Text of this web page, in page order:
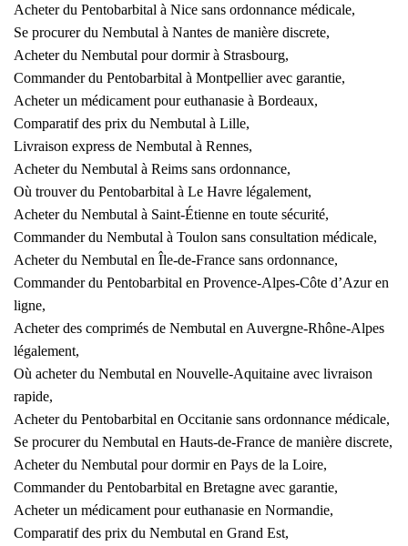
Acheter du Pentobarbital à Nice sans ordonnance médicale,
Se procurer du Nembutal à Nantes de manière discrete,
Acheter du Nembutal pour dormir à Strasbourg,
Commander du Pentobarbital à Montpellier avec garantie,
Acheter un médicament pour euthanasie à Bordeaux,
Comparatif des prix du Nembutal à Lille,
Livraison express de Nembutal à Rennes,
Acheter du Nembutal à Reims sans ordonnance,
Où trouver du Pentobarbital à Le Havre légalement,
Acheter du Nembutal à Saint-Étienne en toute sécurité,
Commander du Nembutal à Toulon sans consultation médicale,
Acheter du Nembutal en Île-de-France sans ordonnance,
Commander du Pentobarbital en Provence-Alpes-Côte d’Azur en
ligne,
Acheter des comprimés de Nembutal en Auvergne-Rhône-Alpes
légalement,
Où acheter du Nembutal en Nouvelle-Aquitaine avec livraison
rapide,
Acheter du Pentobarbital en Occitanie sans ordonnance médicale,
Se procurer du Nembutal en Hauts-de-France de manière discrete,
Acheter du Nembutal pour dormir en Pays de la Loire,
Commander du Pentobarbital en Bretagne avec garantie,
Acheter un médicament pour euthanasie en Normandie,
Comparatif des prix du Nembutal en Grand Est,